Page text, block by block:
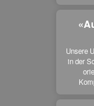
Unsere
in der